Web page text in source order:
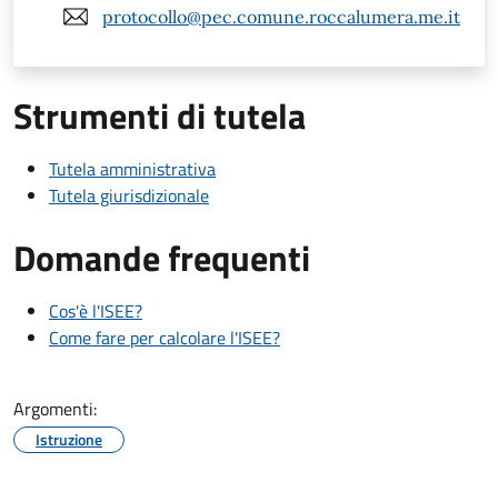
protocollo@pec.comune.roccalumera.me.it
Strumenti di tutela
Tutela amministrativa
Tutela giurisdizionale
Domande frequenti
Cos'è l'ISEE?
Come fare per calcolare l'ISEE?
Argomenti:
Istruzione